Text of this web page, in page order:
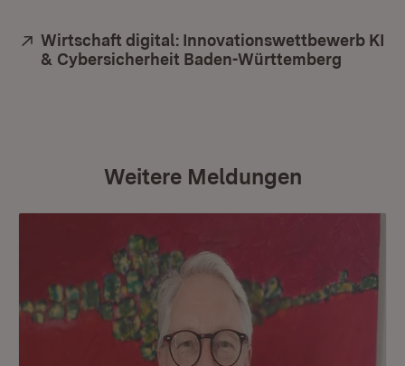
Extern:
Wirtschaft digital: Innovationswettbewerb KI
& Cybersicherheit Baden-Württemberg
Weitere Meldungen